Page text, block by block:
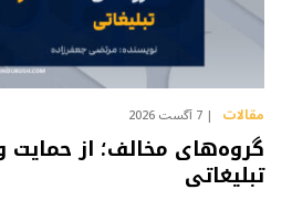
مقالات 7 آگست 2026
گروه‌های مخالف؛ از حمایت
تبلیغاتی